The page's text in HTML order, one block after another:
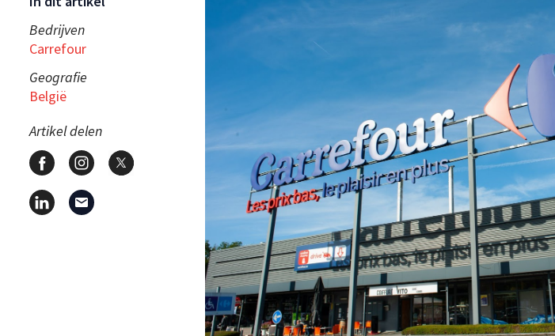
Bedrijven
Carrefour
Geografie
België
Artikel delen